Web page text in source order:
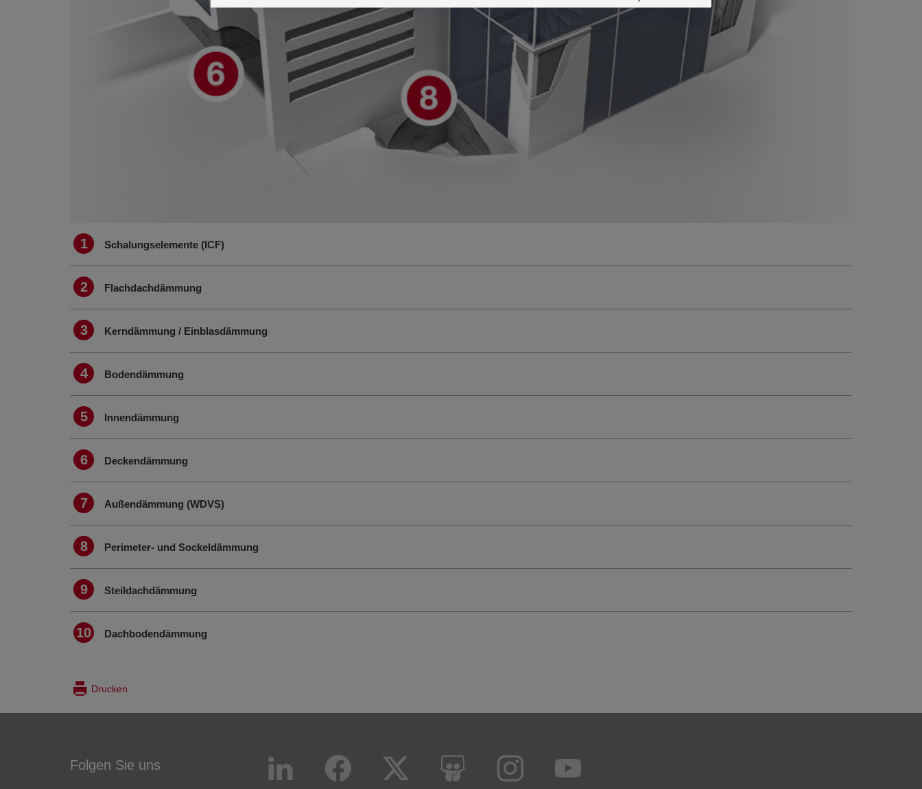
1 Schalungselemente (ICF)
2 Flachdachdämmung
3 Kerndämmung / Einblasdämmung
4 Bodendämmung
5 Innendämmung
6 Deckendämmung
7 Außendämmung (WDVS)
8 Perimeter- und Sockeldämmung
9 Steildachdämmung
10 Dachbodendämmung
Drucken
Folgen Sie uns